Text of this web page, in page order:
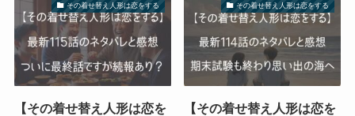
その着せ替え人形は恋をする
【その着せ替え人形は恋を
その着せ替え人形は恋をする
【その着せ替え人形は恋を